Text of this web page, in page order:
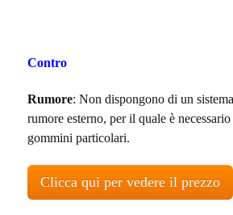
Contro
Rumore: Non dispongono di un
rumore esterno, per il quale è
gommini particolari.
Clicca qui per vedere il prezzo